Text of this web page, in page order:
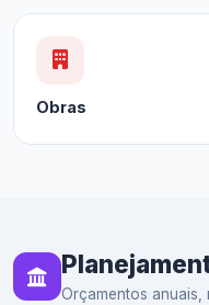
Obras
Orçamentos